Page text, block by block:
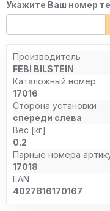
Укажите Ваш номер
Производитель
FEBI BILSTEIN
Каталожный номер
17016
Сторона установки
спереди слева
Вес [кг]
0.2
Парные номера
17018
EAN
4027816170167